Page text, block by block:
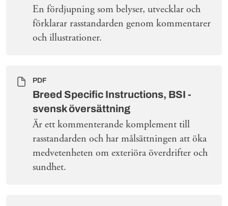
En fördjupning som belyser, utvecklar och
förklarar rasstandarden genom kommentarer
och illustrationer.
PDF
Breed Specific Instructions, BSI -
svensk översättning
Är ett kommenterande komplement till
rasstandarden och har målsättningen att öka
medvetenheten om exteriöra överdrifter och
sundhet.